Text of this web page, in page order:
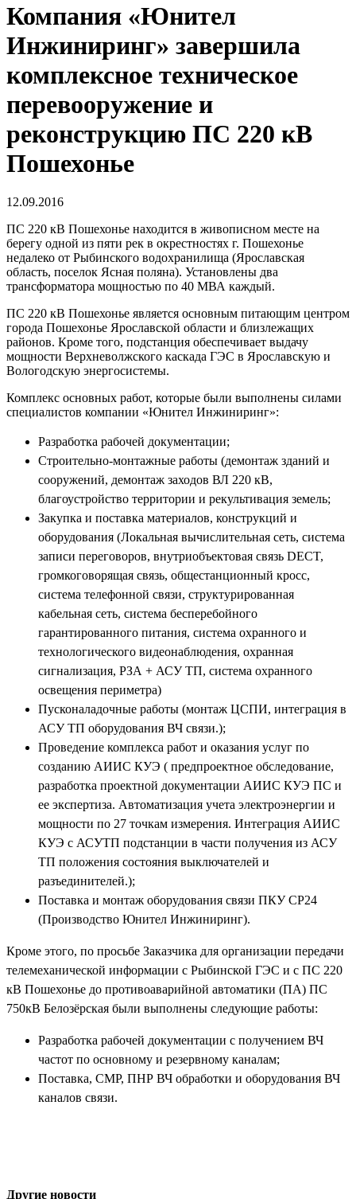
Компания «Юнител
Инжиниринг» завершила
комплексное техническое
перевооружение и
реконструкцию ПС 220 кВ
Пошехонье
12.09.2016
ПС 220 кВ Пошехонье находится в живописном месте на
берегу одной из пяти рек в окрестностях г. Пошехонье
недалеко от Рыбинского водохранилища (Ярославская
область, поселок Ясная поляна). Установлены два
трансформатора мощностью по 40 МВА каждый.
ПС 220 кВ Пошехонье является основным питающим центром
города Пошехонье Ярославской области и близлежащих
районов. Кроме того, подстанция обеспечивает выдачу
мощности Верхневолжского каскада ГЭС в Ярославскую и
Вологодскую энергосистемы.
Комплекс основных работ, которые были выполнены силами
специалистов компании «Юнител Инжиниринг»:
Разработка рабочей документации;
Строительно-монтажные работы (демонтаж зданий и
сооружений, демонтаж заходов ВЛ 220 кВ,
благоустройство территории и рекультивация земель;
Закупка и поставка материалов, конструкций и
оборудования (Локальная вычислительная сеть, система
записи переговоров, внутриобъектовая связь DECT,
громкоговорящая связь, общестанционный кросс,
система телефонной связи, структурированная
кабельная сеть, система бесперебойного
гарантированного питания, система охранного и
технологического видеонаблюдения, охранная
сигнализация, РЗА + АСУ ТП, система охранного
освещения периметра)
Пусконаладочные работы (монтаж ЦСПИ, интеграция в
АСУ ТП оборудования ВЧ связи.);
Проведение комплекса работ и оказания услуг по
созданию АИИС КУЭ ( предпроектное обследование,
разработка проектной документации АИИС КУЭ ПС и
ее экспертиза. Автоматизация учета электроэнергии и
мощности по 27 точкам измерения. Интеграция АИИС
КУЭ с АСУТП подстанции в части получения из АСУ
ТП положения состояния выключателей и
разъединителей.);
Поставка и монтаж оборудования связи ПКУ СР24
(Производство Юнител Инжиниринг).
Кроме этого, по просьбе Заказчика для организации передачи
телемеханической информации с Рыбинской ГЭС и с ПС 220
кВ Пошехонье до противоаварийной автоматики (ПА) ПС
750кВ Белозёрская были выполнены следующие работы:
Разработка рабочей документации с получением ВЧ
частот по основному и резервному каналам;
Поставка, СМР, ПНР ВЧ обработки и оборудования ВЧ
каналов связи.
Другие новости